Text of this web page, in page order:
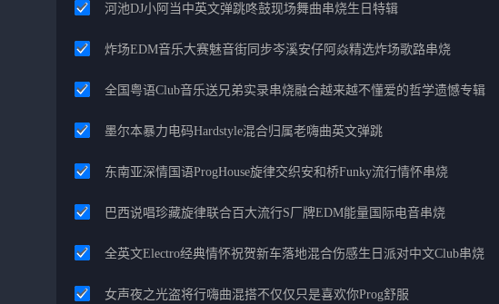
河池DJ小阿当中英文弹跳咚鼓现场舞曲串烧生日特辑
炸场EDM音乐大赛魅音街同步岑溪安仔阿焱精选炸场歌路串烧
全国粤语Club音乐送兄弟实录串烧融合越来越不懂爱的哲学遗憾专辑
墨尔本暴力电码Hardstyle混合归属老嗨曲英文弹跳
东南亚深情国语ProgHouse旋律交织安和桥Funky流行情怀串烧
巴西说唱珍藏旋律联合百大流行S厂牌EDM能量国际电音串烧
全英文Electro经典情怀祝贺新车落地混合伤感生日派对中文Club串烧
女声夜之光盗将行嗨曲混搭不仅仅只是喜欢你Prog舒服